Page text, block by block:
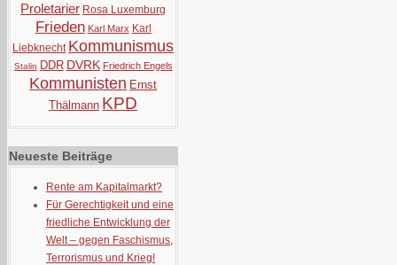
Proletarier Rosa Luxemburg
Frieden Karl Marx Karl
Liebknecht Kommunismus
Stalin DDR DVRK Friedrich Engels
Kommunisten Ernst
Thälmann KPD
Neueste Beiträge
Rente am Kapitalmarkt?
Für Gerechtigkeit und eine
friedliche Entwicklung der
Welt – gegen Faschismus,
Terrorismus und Krieg!